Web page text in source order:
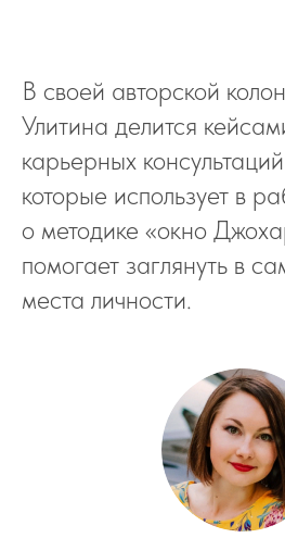
В своей авторской
Улитина делится
карьерных
которые использует в
о методике «окно
помогает заглянуть в
места личности.